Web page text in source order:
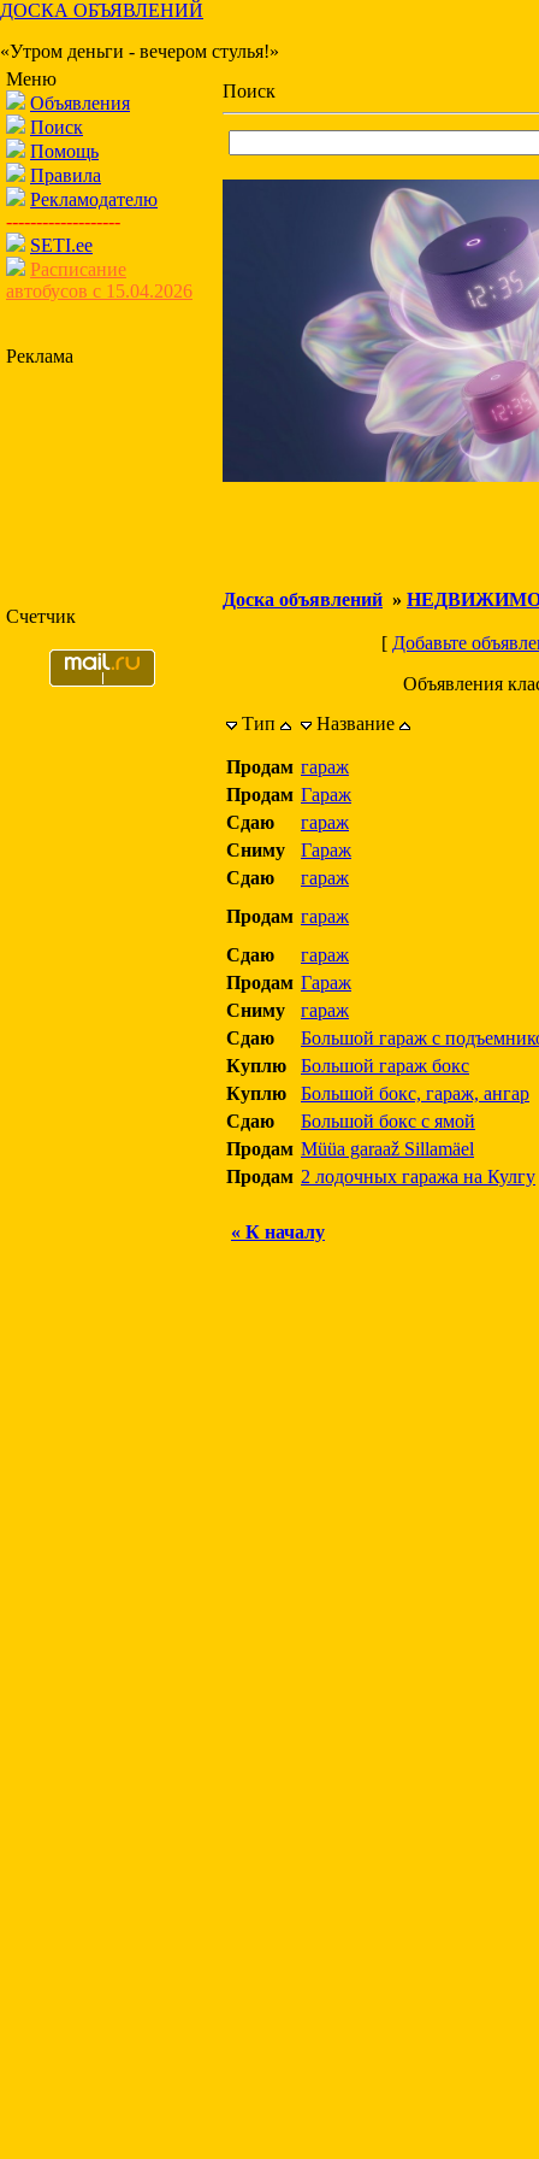
ДОСКА ОБЪЯВЛЕНИЙ
«Утром деньги - вечером стулья!»
Меню
Объявления
Поиск
Помощь
Правила
Рекламодателю
-------------------
SETI.ee
Расписание
автобусов с 15.04.2026
Реклама
Счетчик
Поиск
Доска объявлений »
[ Добавьте
Объявления
Тип
Название
Продам гараж
Продам Гараж
Сдаю
гараж
Сниму
Гараж
Сдаю
гараж
Продам гараж
Сдаю
гараж
Продам Гараж
Сниму
гараж
Сдаю
Большой гараж с
Куплю
Большой гараж бокс
Куплю
Большой бокс, гараж, ангар
Сдаю
Большой бокс с ямой
Продам Müüa garaaž Sillamäel
Продам 2 лодочных гаража на Кулгу
« К началу